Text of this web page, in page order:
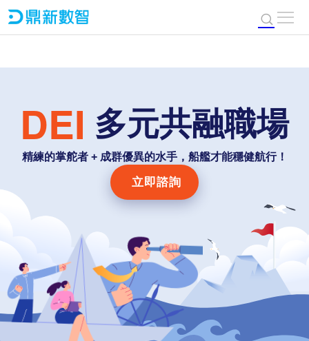
DEI 多元共融職場
精練的掌舵者 + 成群優異的水手，船艦才能穩健航行！
立即諮詢